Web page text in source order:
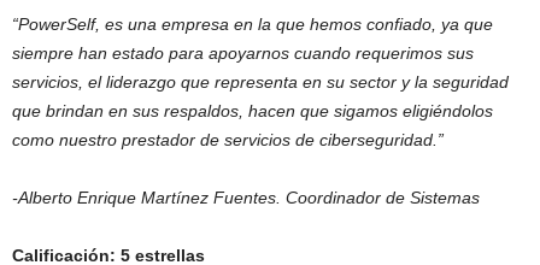
“PowerSelf, es una empresa en la que hemos confiado, ya que
siempre han estado para apoyarnos cuando requerimos sus
servicios, el liderazgo que representa en su sector y la seguridad
que brindan en sus respaldos, hacen que sigamos eligiéndolos
como nuestro prestador de servicios de ciberseguridad.”
-Alberto Enrique Martínez Fuentes. Coordinador de Sistemas
Calificación: 5 estrellas